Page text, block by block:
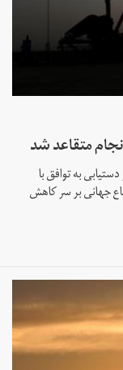
متقاعد شد
به توافق با
جهانی بر سر کاهش